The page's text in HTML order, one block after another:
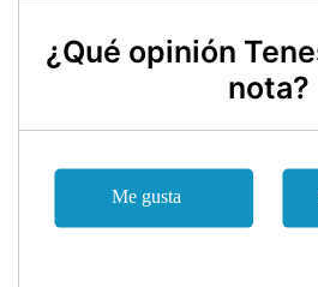
¿Qué opinión
nota?